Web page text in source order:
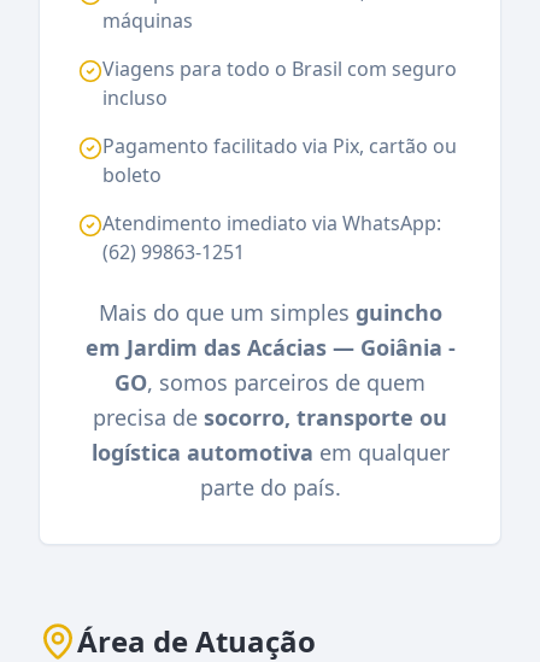
máquinas
Viagens para todo o Brasil com seguro
incluso
Pagamento facilitado via Pix, cartão ou
boleto
Atendimento imediato via WhatsApp:
(62) 99863-1251
Mais do que um simples guincho
em Jardim das Acácias — Goiânia -
GO, somos parceiros de quem
precisa de socorro, transporte ou
logística automotiva em qualquer
parte do país.
Área de Atuação